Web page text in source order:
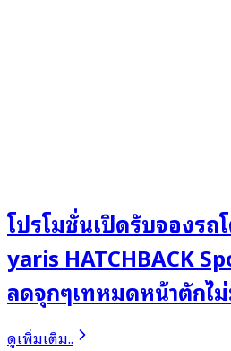
โปรโมชั่นเปิดรับจองรถ
yaris HATCHBACK
ลดจุกๆเทหมดหน้าตักไ
ดูเพิ่มเติม..